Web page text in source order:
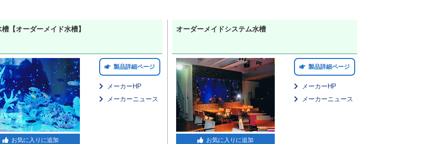
【オーダーメイド水槽】
お気に入りに追加
製品詳細ページ
メーカーHP
メーカーニュース
オーダーメイドシステム水槽
お気に入りに追加
製品詳細ページ
メーカーHP
メーカーニュース